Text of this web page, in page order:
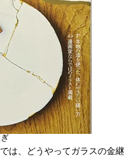
は、どうやってガラスの金継